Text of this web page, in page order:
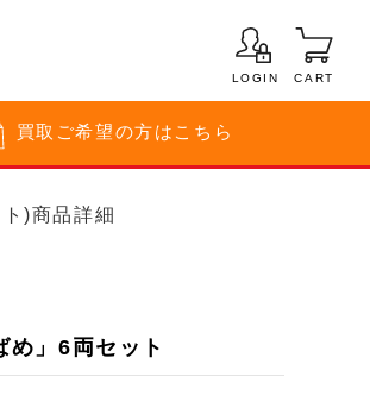
LOGIN CART
買取 ご希望の方はこちら
)商品詳細
め」6両セット